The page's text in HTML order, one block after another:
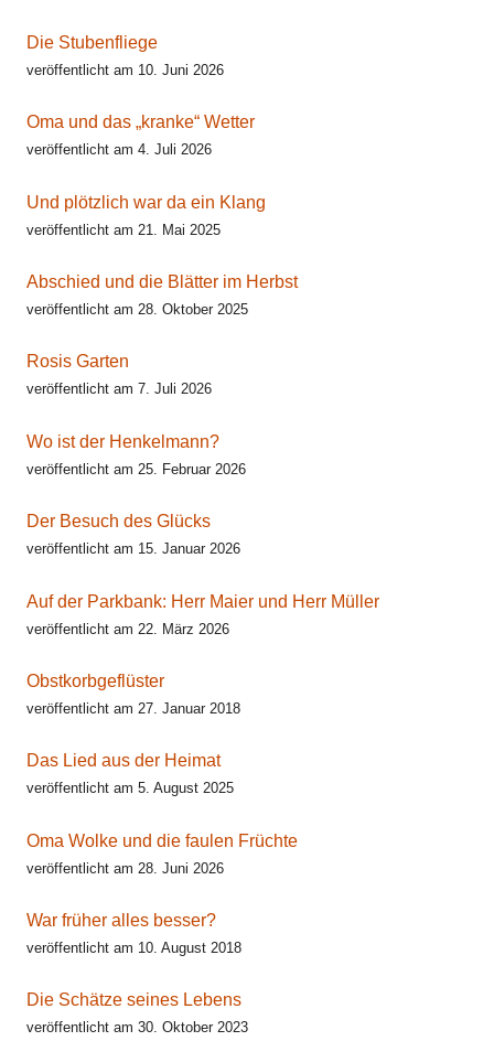
Die Stubenfliege
veröffentlicht am 10. Juni 2026
Oma und das „kranke“ Wetter
veröffentlicht am 4. Juli 2026
Und plötzlich war da ein Klang
veröffentlicht am 21. Mai 2025
Abschied und die Blätter im Herbst
veröffentlicht am 28. Oktober 2025
Rosis Garten
veröffentlicht am 7. Juli 2026
Wo ist der Henkelmann?
veröffentlicht am 25. Februar 2026
Der Besuch des Glücks
veröffentlicht am 15. Januar 2026
Auf der Parkbank: Herr Maier und Herr Müller
veröffentlicht am 22. März 2026
Obstkorbgeflüster
veröffentlicht am 27. Januar 2018
Das Lied aus der Heimat
veröffentlicht am 5. August 2025
Oma Wolke und die faulen Früchte
veröffentlicht am 28. Juni 2026
War früher alles besser?
veröffentlicht am 10. August 2018
Die Schätze seines Lebens
veröffentlicht am 30. Oktober 2023